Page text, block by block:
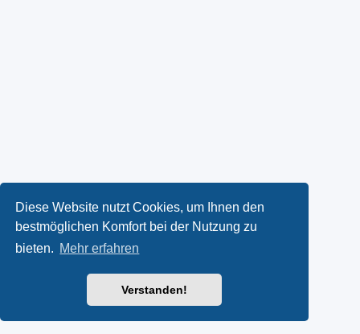
Diese Website nutzt Cookies, um Ihnen den
bestmöglichen Komfort bei der Nutzung zu
bieten. Mehr erfahren
Verstanden!